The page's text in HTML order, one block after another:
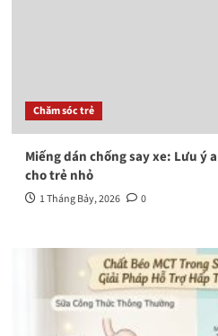
Chăm sóc trẻ
Miếng dán chống say xe: Lưu ý
cho trẻ nhỏ
1 Tháng Bảy, 2026 0